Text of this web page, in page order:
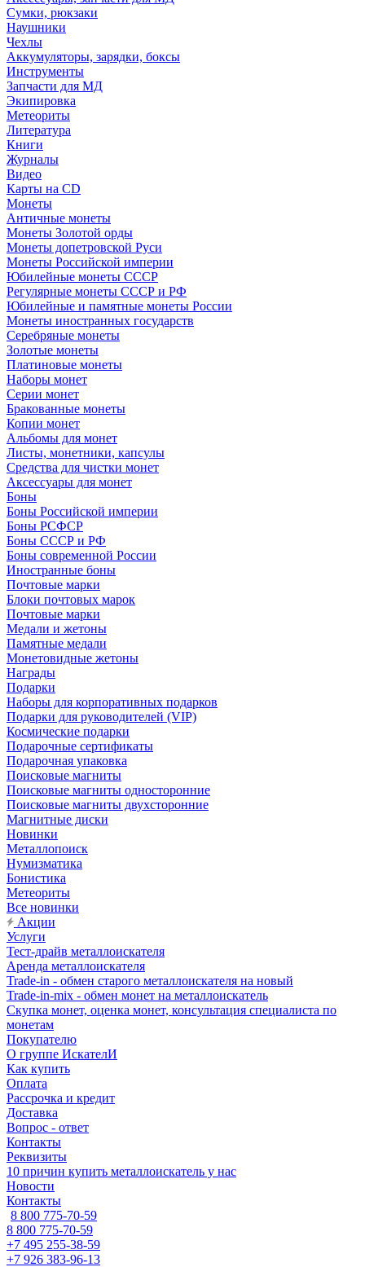
Сумки, рюкзаки
Наушники
Чехлы
Аккумуляторы, зарядки, боксы
Инструменты
Запчасти для МД
Экипировка
Метеориты
Литература
Книги
Журналы
Видео
Карты на CD
Монеты
Античные монеты
Монеты Золотой орды
Монеты допетровской Руси
Монеты Российской империи
Юбилейные монеты СССР
Регулярные монеты СССР и РФ
Юбилейные и памятные монеты России
Монеты иностранных государств
Серебряные монеты
Золотые монеты
Платиновые монеты
Наборы монет
Серии монет
Бракованные монеты
Копии монет
Альбомы для монет
Листы, монетники, капсулы
Средства для чистки монет
Аксессуары для монет
Боны
Боны Российской империи
Боны РСФСР
Боны СССР и РФ
Боны современной России
Иностранные боны
Почтовые марки
Блоки почтовых марок
Почтовые марки
Медали и жетоны
Памятные медали
Монетовидные жетоны
Награды
Подарки
Наборы для корпоративных подарков
Подарки для руководителей (VIP)
Космические подарки
Подарочные сертификаты
Подарочная упаковка
Поисковые магниты
Поисковые магниты односторонние
Поисковые магниты двухсторонние
Магнитные диски
Новинки
Металлопоиск
Нумизматика
Бонистика
Метеориты
Все новинки
Акции
Услуги
Тест-драйв металлоискателя
Аренда металлоискателя
Trade-in - обмен старого металлоискателя на новый
Trade-in-mix - обмен монет на металлоискатель
Скупка монет, оценка монет, консультация специалиста по
монетам
Покупателю
О группе ИскателИ
Как купить
Оплата
Рассрочка и кредит
Доставка
Вопрос - ответ
Контакты
Реквизиты
10 причин купить металлоискатель у нас
Новости
Контакты
8 800 775-70-59
8 800 775-70-59
+7 495 255-38-59
+7 926 383-96-13